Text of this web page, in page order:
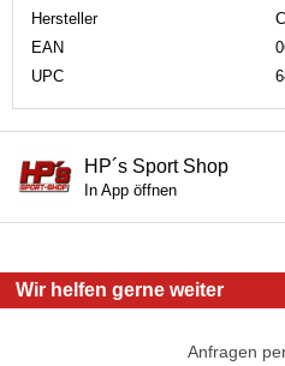
Hersteller
EAN
UPC
HP´s Sport Shop
In App öffnen
Wir helfen gerne weiter
Anfragen